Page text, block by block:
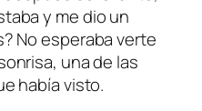
y me dio un
No esperaba verte
una de las
había visto.